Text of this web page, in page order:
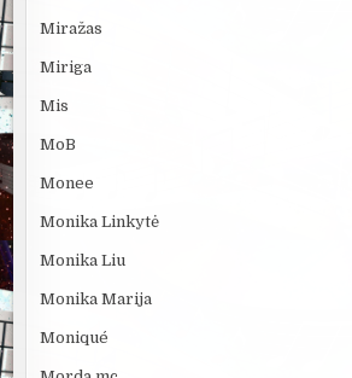
Miražas
Miriga
Mis
MoB
Monee
Monika Linkytė
Monika Liu
Monika Marija
Moniqué